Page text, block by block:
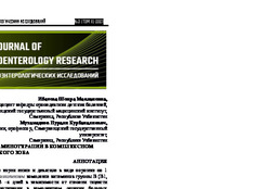
от степени тяжести
вошли 30 детей с
Covid-19. Вторую группу
легкой и средне-тяжелой
с тяжелой формой
ходе исследования были
риски развития